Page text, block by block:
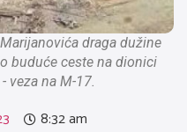
draga dužine
buduće ceste na dionici
veza na M-17.
8:32 am